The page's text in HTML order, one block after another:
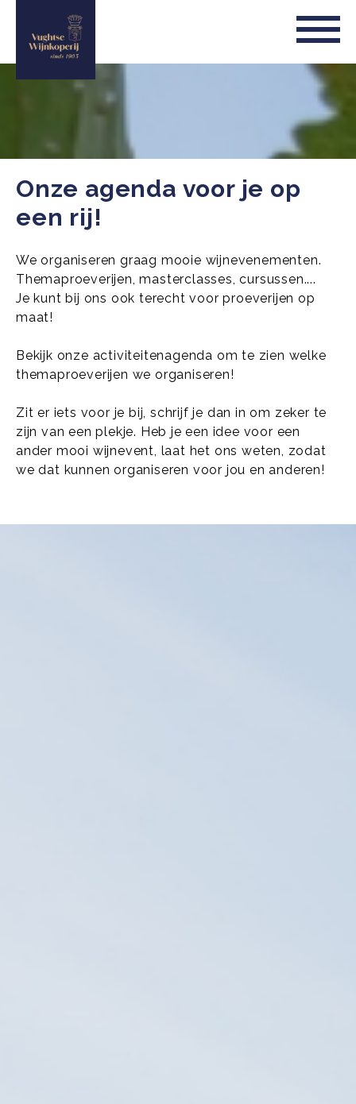
Onze agenda voor je op
een rij!
We organiseren graag mooie wijnevenementen.
Themaproeverijen, masterclasses, cursussen....
Je kunt bij ons ook terecht voor proeverijen op
maat!
Bekijk onze activiteitenagenda om te zien welke
themaproeverijen we organiseren!
Zit er iets voor je bij, schrijf je dan in om zeker te
zijn van een plekje. Heb je een idee voor een
ander mooi wijnevent, laat het ons weten, zodat
we dat kunnen organiseren voor jou en anderen!